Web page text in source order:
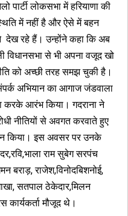
पार्टी लोकसभा में हरियाणा की
में नहीं है और ऐसे में बहन
देख रहे हैं। उन्होंने कहा कि अब
विधानसभा से भी अपना वजूद खो
को अच्छी तरह समझ चुकी है।
अभियान का आगाज जंडवाला
करके आरंभ किया। गदराना ने
नीतियों से अवगत करवाते हुए
किया। इस अवसर पर उनके
राम सुबेग सरपंच
बराड़, राजेश,विनोदबिशनोई,
सतपाल ठेकेदार,मिलन
मौजूद थे।